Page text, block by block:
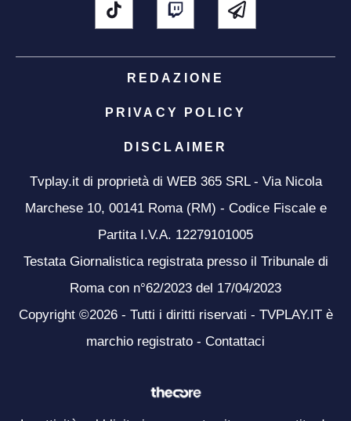
REDAZIONE
PRIVACY POLICY
DISCLAIMER
Tvplay.it di proprietà di WEB 365 SRL - Via Nicola
Marchese 10, 00141 Roma (RM) - Codice Fiscale e
Partita I.V.A. 12279101005
Testata Giornalistica registrata presso il Tribunale di
Roma con n°62/2023 del 17/04/2023
Copyright ©2026 - Tutti i diritti riservati - TVPLAY.IT è
marchio registrato - Contattaci